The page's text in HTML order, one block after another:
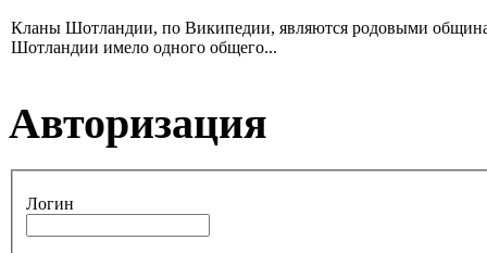
Кланы Шотландии, по Википедии, являются родовыми
Шотландии имело одного общего...
Авторизация
Логин